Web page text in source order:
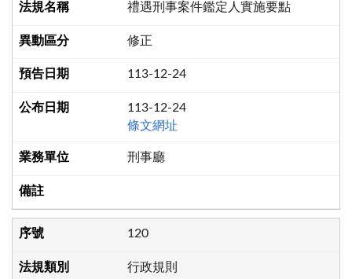
禮遇刑事案件鑑定人實施要點
修正
113-12-24
113-12-24
條文網址
刑事廳
120
行政規則